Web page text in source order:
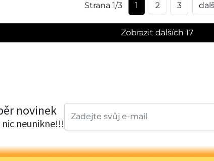
Strana 1/3 1 2 3
Zobrazit dalších 17
novinek
nic neunikne!!!